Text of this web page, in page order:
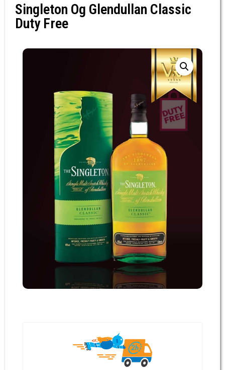
Singleton Og Glendullan Classic
Duty Free